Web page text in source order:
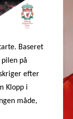
Baseret
på
efter
Klopp i
måde,